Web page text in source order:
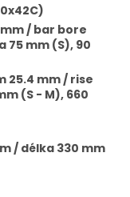
mm / bar bore
75 mm (S), 90
25.4 mm / rise
(S - M), 660
/ délka 330 mm